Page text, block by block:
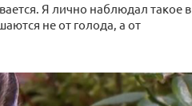
Я лично наблюдал такое в
не от голода, а от